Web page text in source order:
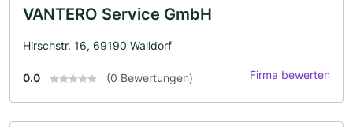
VANTERO Service GmbH
Hirschstr. 16, 69190 Walldorf
0.0 (0 Bewertungen) Firma bewerten